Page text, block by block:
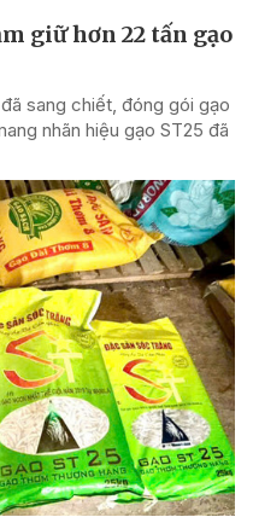
giữ hơn 22 tấn gạo
sang chiết, đóng gói gạo
nhãn hiệu gạo ST25 đã